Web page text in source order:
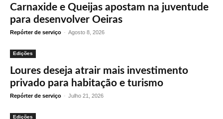
Carnaxide e Queijas apostam na juventude
para desenvolver Oeiras
Repórter de serviço - Agosto 8, 2026
Edições
Loures deseja atrair mais investimento
privado para habitação e turismo
Repórter de serviço - Julho 21, 2026
Edições